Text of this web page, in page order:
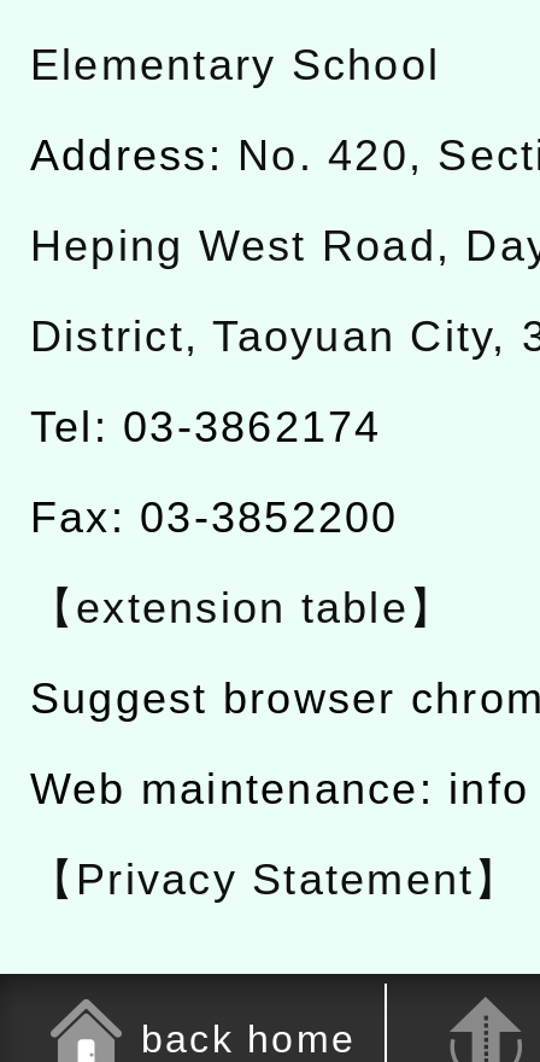
Elementary School
Address: No. 420,
Heping West Road,
District, Taoyuan City,
Tel: 03-3862174
Fax: 03-3852200
【extension table】
Suggest browser
Web maintenance:
【Privacy Statement】
back home